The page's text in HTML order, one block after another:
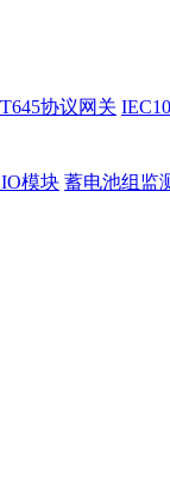
协议网关
模块 蓄电池组监